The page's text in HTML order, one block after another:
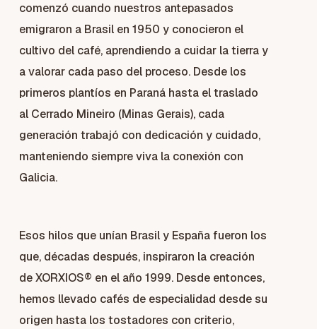
comenzó cuando nuestros antepasados
emigraron a Brasil en 1950 y conocieron el
cultivo del café, aprendiendo a cuidar la tierra y
a valorar cada paso del proceso. Desde los
primeros plantíos en Paraná hasta el traslado
al Cerrado Mineiro (Minas Gerais), cada
generación trabajó con dedicación y cuidado,
manteniendo siempre viva la conexión con
Galicia.
Esos hilos que unían Brasil y España fueron los
que, décadas después, inspiraron la creación
de XORXIOS® en el año 1999. Desde entonces,
hemos llevado cafés de especialidad desde su
origen hasta los tostadores con criterio,